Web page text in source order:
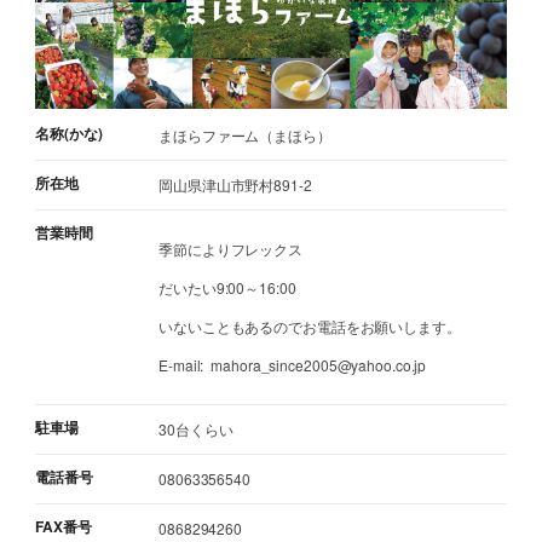
名称(かな) まほらファーム（まほら）
所在地 岡山県津山市野村891-2
営業時間
季節によりフレックス
だいたい9:00～16:00
いないこともあるのでお電話をお願いします。
E-mail: mahora_since2005@yahoo.co.jp
駐車場 30台くらい
電話番号 08063356540
FAX番号 0868294260